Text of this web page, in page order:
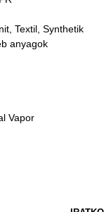
Textil, Synthetik
anyagok
Vapor